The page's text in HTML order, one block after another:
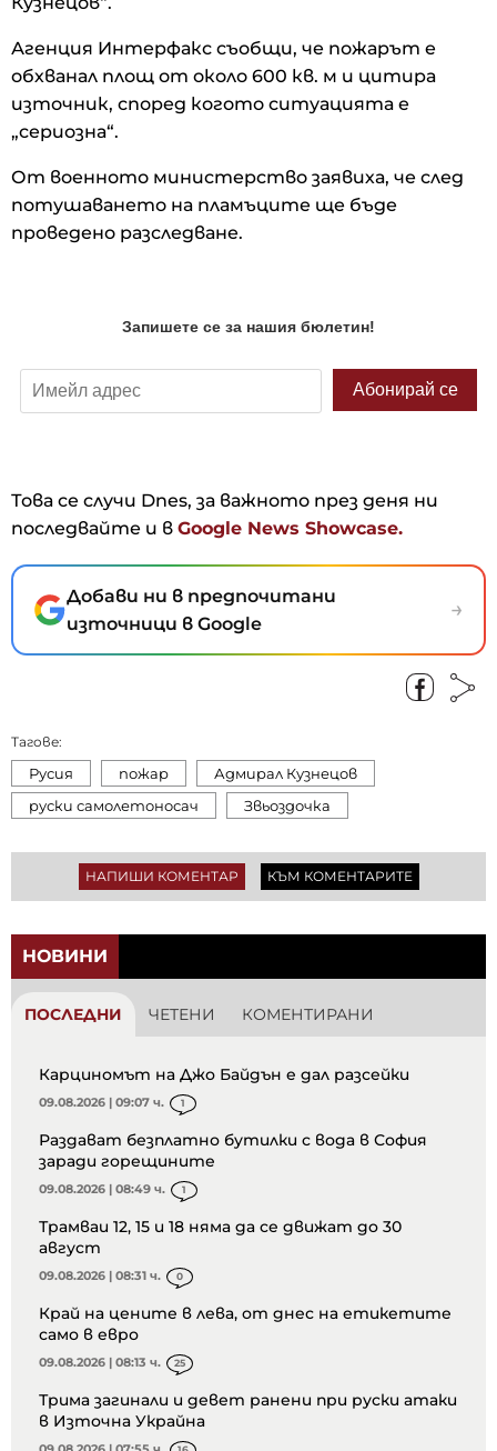
Агенция Интерфакс съобщи, че пожарът е
обхванал площ от около 600 кв. м и цитира
източник, според когото ситуацията е
„сериозна“.
От военното министерство заявиха, че след
потушаването на пламъците ще бъде
проведено разследване.
Това се случи Dnes, за важното през деня ни
последвайте и в Google News Showcase.
Добави ни в предпочитани
източници в Google
→
Тагове:
Русия пожар
Адмирал Кузнецов
руски самолетоносач
Звьоздочка
НАПИШИ КОМЕНТАР КЪМ КОМЕНТАРИТЕ
НОВИНИ
ПОСЛЕДНИ ЧЕТЕНИ КОМЕНТИРАНИ
Карциномът на Джо Байдън е дал разсейки
09.08.2026 | 09:07 ч. 1
Раздават безплатно бутилки с вода в София
заради горещините
09.08.2026 | 08:49 ч. 1
Трамваи 12, 15 и 18 няма да се движат до 30
август
09.08.2026 | 08:31 ч. 0
Край на цените в лева, от днес на етикетите
само в евро
09.08.2026 | 08:13 ч. 25
Трима загинали и девет ранени при руски атаки
в Източна Украйна